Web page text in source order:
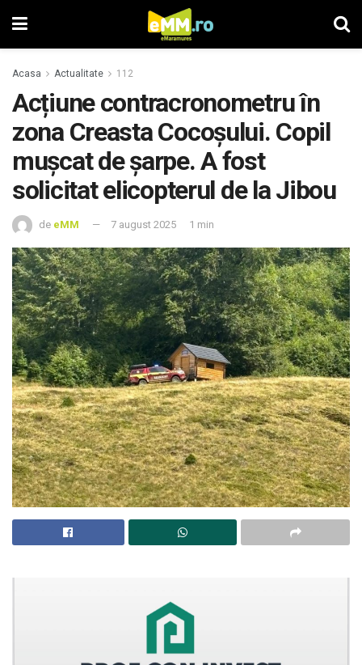
Acasa Actualitate 112
Acțiune contracronometru în
zona Creasta Cocoșului. Copil
mușcat de șarpe. A fost
solicitat elicopterul de la Jibou
de eMM 7 august 2025 1 min